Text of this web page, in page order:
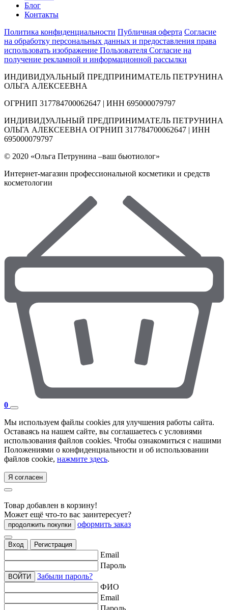
Блог
Контакты
Политика конфиденциальности Публичная оферта Согласие
на обработку персональных данных и предоставления права
использовать изображение Пользователя Согласие на
получение рекламной и информационной рассылки
ИНДИВИДУАЛЬНЫЙ ПРЕДПРИНИМАТЕЛЬ ПЕТРУНИНА
ОЛЬГА АЛЕКСЕЕВНА
ОГРНИП 317784700062647 | ИНН 695000079797
ИНДИВИДУАЛЬНЫЙ ПРЕДПРИНИМАТЕЛЬ ПЕТРУНИНА
ОЛЬГА АЛЕКСЕЕВНА ОГРНИП 317784700062647 | ИНН
695000079797
© 2020 «Ольга Петрунина –ваш бьютиолог»
Интернет-магазин профессиональной косметики и средств
косметологии
0
Мы используем файлы cookies для улучшения работы сайта.
Оставаясь на нашем сайте, вы соглашаетесь с условиями
использования файлов cookies. Чтобы ознакомиться с нашими
Положениями о конфиденциальности и об использовании
файлов cookie, нажмите здесь.
Я согласен
Товар добавлен в корзину!
Может ещё что-то вас заинтересует?
продолжить покупки оформить заказ
Вход Регистрация
Email
Пароль
ВОЙТИ
Забыли пароль?
ФИО
Email
Пароль